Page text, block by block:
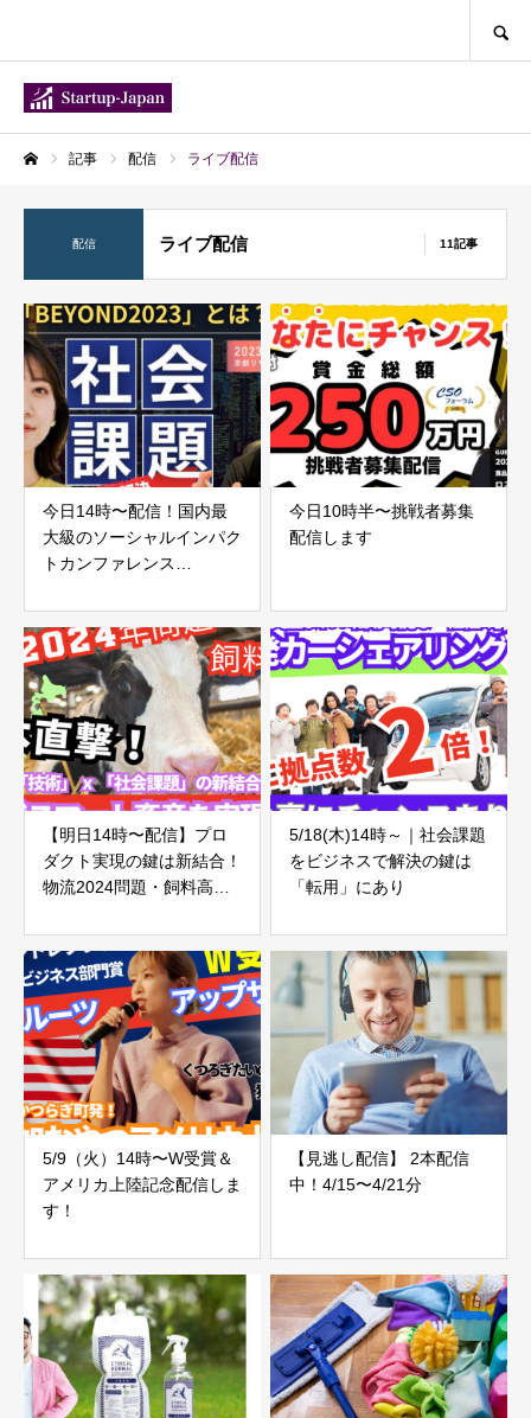
記事 配信 ライブ配信
配信 ライブ配信 11記事
今日14時〜配信！国内最
大級のソーシャルインパク
トカンファレンス
今日10時半〜挑戦者募集
配信します
【明日14時〜配信】プロ
ダクト実現の鍵は新結合！
物流2024問題・飼料高騰
5/18(木)14時～｜社会課題
をビジネスで解決の鍵は
「転用」にあり
5/9（火）14時〜W受賞＆
アメリカ上陸記念配信しま
す！
【見逃し配信】 2本配信
中！4/15〜4/21分